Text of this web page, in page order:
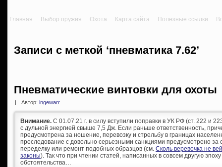
Главная Выбор оружия Охота Карта сайта Полезные ссылки
Записи с меткой ‘пневматика 7.62’
Пневматические винтовки для охоты
Автор: ingewarr
Внимание. С 01.07.21 г. в силу вступили поправки в УК РФ (ст. 222 и
с дульной энергией свыше 7,5 Дж. Если раньше ответственность,
предусмотрена за ношение, перевозку и стрельбу в границах
преследование с довольно серьезными санкциями предусмотрено за
переделку или ремонт подобных образцов (см. Сколь веревочка не
законы). Так что при чтении статей, написанных в совсем другую
обстоятельства…